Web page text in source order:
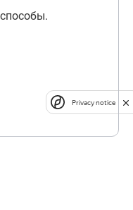
Privacy notice